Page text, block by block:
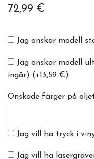
72,99 €
Jag önskar modell
Jag önskar modell
ingår) (+13,59 €)
Önskade färger på
Jag vill ha tryck i
Jag vill ha